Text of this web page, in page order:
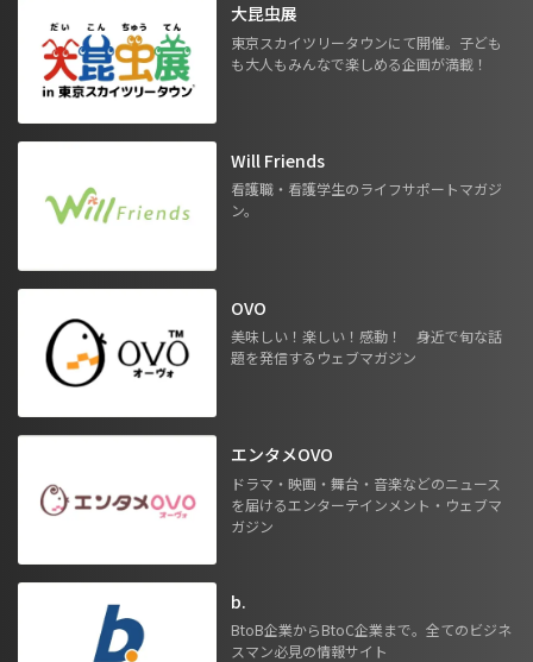
大昆虫展
東京スカイツリータウンにて開催。子ども
も大人もみんなで楽しめる企画が満載！
Will Friends
看護職・看護学生のライフサポートマガジ
ン。
OVO
美味しい！楽しい！感動！ 身近で旬な話
題を発信するウェブマガジン
エンタメOVO
ドラマ・映画・舞台・音楽などのニュース
を届けるエンターテインメント・ウェブマ
ガジン
b.
BtoB企業からBtoC企業まで。全てのビジネ
スマン必見の情報サイト